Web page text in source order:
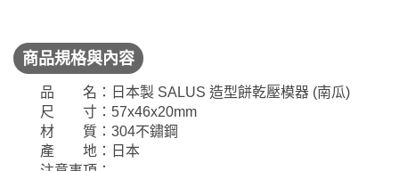
商品規格與內容
品 名：日本製 SALUS 造型餅乾壓模器 (南瓜)
尺 寸：57x46x20mm
材 質：304不鏽鋼
產 地：日本